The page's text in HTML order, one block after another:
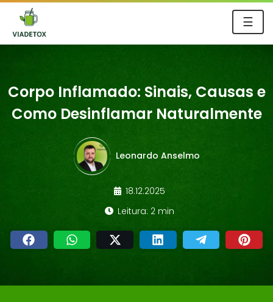
☰
Corpo Inflamado: Sinais, Causas e
Como Desinflamar Naturalmente
Leonardo Anselmo
18.12.2025
Leitura: 2 min